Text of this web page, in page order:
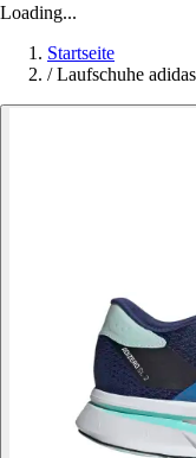
Loading...
Startseite
/ Laufschuhe